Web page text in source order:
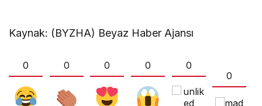
Kaynak: (BYZHA) Beyaz Haber Ajansı
0 0 0 0
0
0